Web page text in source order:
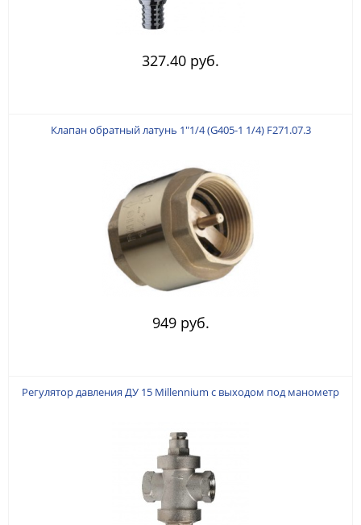
327.40 руб.
Клапан обратный латунь 1"1/4 (G405-1 1/4) F271.07.3
949 руб.
Регулятор давления ДУ 15 Millennium с выходом под манометр